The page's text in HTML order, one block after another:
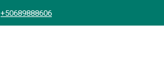
+50689888606